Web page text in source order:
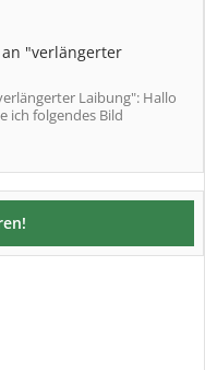
an "verlängerter
Laibung": Hallo
ich folgendes Bild